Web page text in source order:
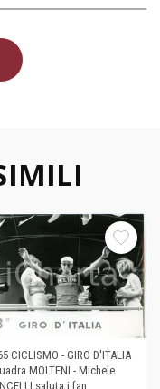
CICLISMO - GIRO D'ITALIA
MOLTENI - Michele
saluta i fan